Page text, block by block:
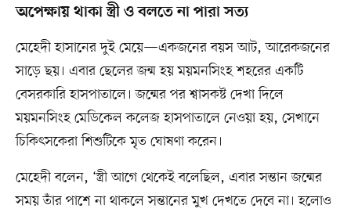
অপেক্ষায় থাকা স্ত্রী ও বলতে না পারা সত্য
মেহেদী হাসানের দুই মেয়ে—একজনের বয়স আট, আরেকজনের
সাড়ে ছয়। এবার ছেলের জন্ম হয় ময়মনসিংহ শহরের একটি
বেসরকারি হাসপাতালে। জন্মের পর শ্বাসকষ্ট দেখা দিলে
ময়মনসিংহ মেডিকেল কলেজ হাসপাতালে নেওয়া হয়, সেখানে
চিকিৎসকেরা শিশুটিকে মৃত ঘোষণা করেন।
মেহেদী বলেন, ‘স্ত্রী আগে থেকেই বলেছিল, এবার সন্তান জন্মের
সময় তাঁর পাশে না থাকলে সন্তানের মুখ দেখতে দেবে না। হলোও